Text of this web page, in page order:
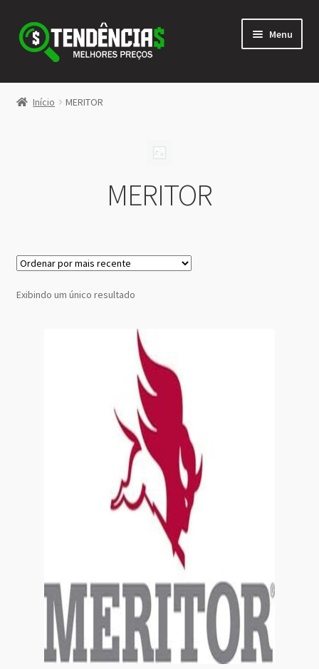
Pular
para
navegação
Pular
para
conteúdo
Menu
LOJA
Início MERITOR
MERITOR
Exibindo um único resultado